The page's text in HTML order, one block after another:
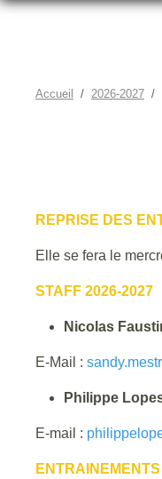
Accueil 2026-2027
REPRISE DES
Elle se fera le
STAFF 2026-2027
Nicolas
E-Mail :
Philippe
E-mail :
ENTRAINEMENTS